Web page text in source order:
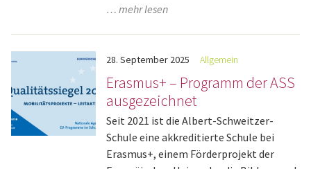
… mehr lesen
28. September 2025 Allgemein
Erasmus+ – Programm der ASS
ausgezeichnet
Seit 2021 ist die Albert-Schweitzer-
Schule eine akkreditierte Schule bei
Erasmus+, einem Förderprojekt der